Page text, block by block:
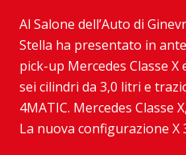
Al Salone dell’Auto di
Stella ha presentato in
pick-up Mercedes Classe
sei cilindri da 3,0 litri e
4MATIC. Mercedes Classe
La nuova configurazione X